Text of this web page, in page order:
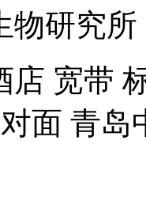
物研究所
店 宽带
面 青